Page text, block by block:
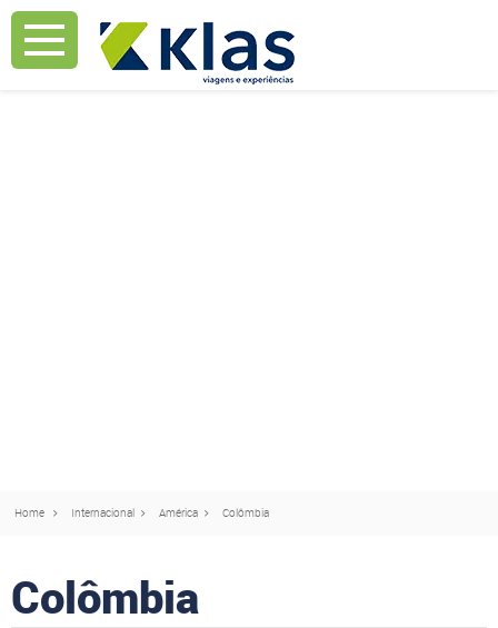
Mostrar Aviso
Home Internacional América Colômbia
Colômbia